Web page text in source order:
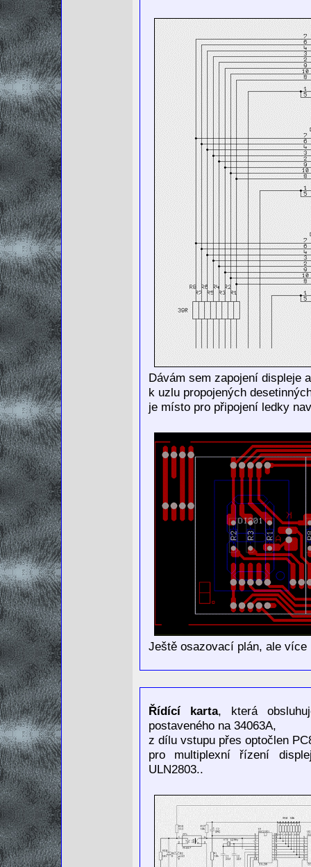
Dávám sem zapojení displeje
k uzlu propojených
je místo pro připojení ledky
Ještě osazovací plán, ale
Řídící karta, která
postaveného na 34063A,
z dílu vstupu přes optočlen
pro multiplexní řízení
ULN2803..